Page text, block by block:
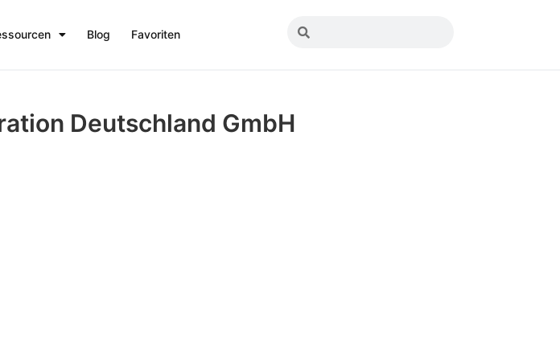
Blog Favoriten
Deutschland GmbH